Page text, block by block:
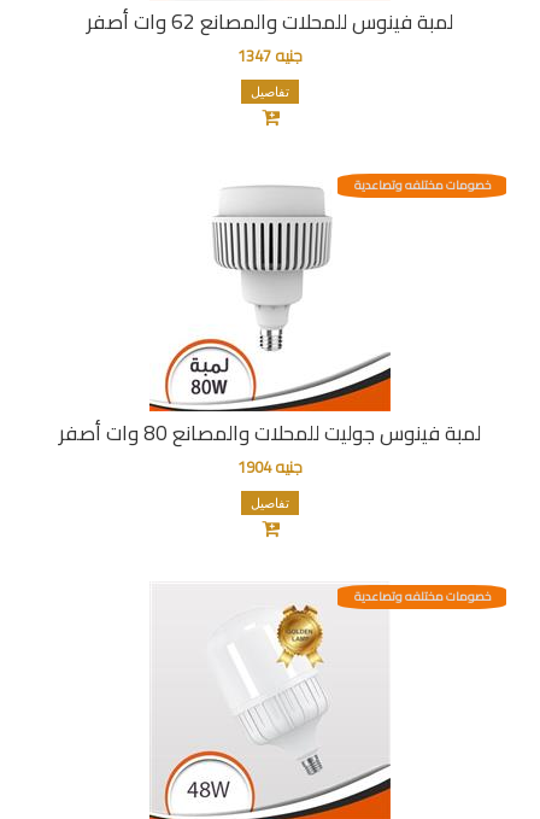
لمبة فينوس للمحلات والمصانع 62 وات أصفر
جنيه 1347
تفاصيل
لمبة فينوس جوليت للمحلات والمصانع 80 وات أصفر
خصومات مختلفه وتصاعدية
جنيه 1904
تفاصيل
خصومات مختلفه وتصاعدية